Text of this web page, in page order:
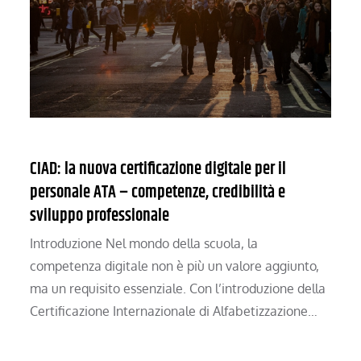
CIAD: la nuova certificazione digitale per il
personale ATA – competenze, credibilità e
sviluppo professionale
Introduzione Nel mondo della scuola, la
competenza digitale non è più un valore aggiunto,
ma un requisito essenziale. Con l’introduzione della
Certificazione Internazionale di Alfabetizzazione…